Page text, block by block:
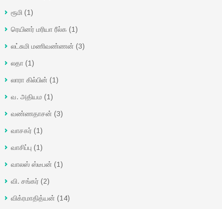
ரூமி (1)
ரெயினர் மரியா ரீல்க (1)
லட்சுமி மணிவண்ணன் (3)
லதா (1)
லாரா கில்பின் (1)
வ. அதியம (1)
வண்ணதாசன் (3)
வாசகர் (1)
வாசிப்பு (1)
வாலஸ் ஸ்டீபன் (1)
வி. சங்கர் (2)
விக்ரமாதித்யன் (14)